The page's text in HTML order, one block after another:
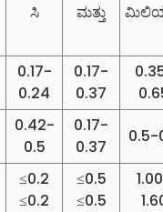
ಸಿ ಮತ್ತು
0.17-
0.24
0.17-
0.37
0.42-
0.5
0.17-
0.37
0.5-
≤0.2
≤0.2
≤0.5
≤0.5